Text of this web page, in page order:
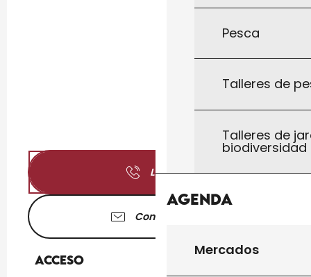
Pesca
Talleres de
Talleres de
biodiversidad
Agenda
Mercados
Llamar
Contáctenos
Acceso
Acceso